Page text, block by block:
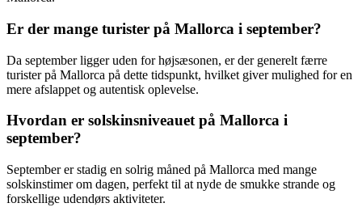
Er der mange turister på Mallorca i september?
Da september ligger uden for højsæsonen, er der generelt færre
turister på Mallorca på dette tidspunkt, hvilket giver mulighed for en
mere afslappet og autentisk oplevelse.
Hvordan er solskinsniveauet på Mallorca i
september?
September er stadig en solrig måned på Mallorca med mange
solskinstimer om dagen, perfekt til at nyde de smukke strande og
forskellige udendørs aktiviteter.